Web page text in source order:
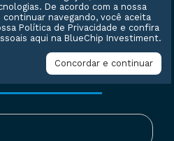
conosco
De acordo com a nossa
continuar navegando, você aceita
Política de Privacidade e confira
aqui na BlueChip Investiment.
Concordar e continuar